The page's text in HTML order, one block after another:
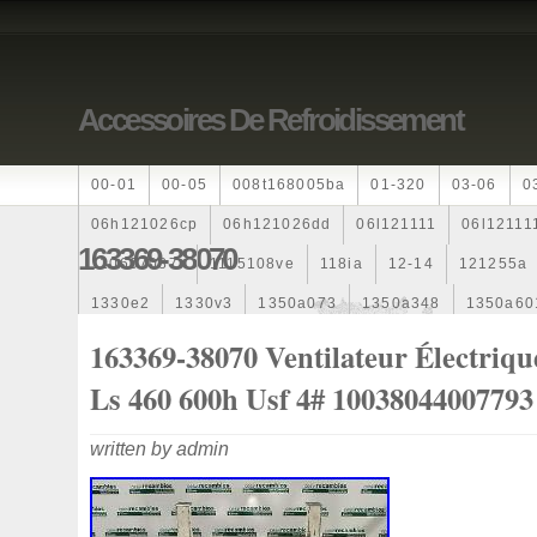
Accessoires De Refroidissement
00-01 00-05 008t168005ba 01-320 03-06
06h121026cp 06h121026dd 06l121111
110607087r 1115108ve 118ia 12-14 121255a
1330e2 1330v3 1350a073 1350a348
1355d301602
1985-1987
1k0121205 1k0121205ab 1k0121205af
163369-38070
163369-38070 Ventilateur
Ls 460 600h Usf 4# 10038044007793
written by admin